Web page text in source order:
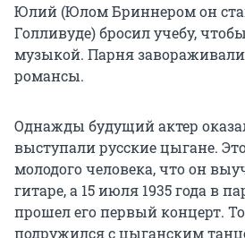
Юлий (Юлом Бриннером он
Голливуде) бросил учебу,
музыкой. Парня
романсы.
Однажды будущий актер
выступали русские цыгане.
молодого человека, что он
гитаре, а 15 июля 1935 года в
прошел его первый концерт.
подружился с цыганским